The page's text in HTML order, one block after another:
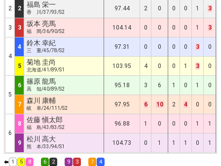
2 2 福島 栄一
香 川/37/93/S2
97.44 2 0 0 0 1 3
3 3 坂本 亮馬
福 岡/36/90/S2
104.14 0 0 0 0 1 3
4
4 鈴木 幸紀
三 重/45/78/S2
97.31 0 0 0 0 3 0
5 菊地 圭尚
北海道/41/89/S1
103.95 4 0 0 1 3 0
5
6 篠原 龍馬
高 知/40/89/S2
95.18 3 6 1 0 1 0
7 森川 康輔
岐 阜/24/111/S2
97.95 6 10 2 4 0 0
6
8 佐藤 愼太郎
福 島/43/83/S2
96.88 1 0 0 0 1 1
9 松川 高大
熊 本/33/94/S1
104.73 0 1 1 1 0 1
1 5 8 6 2 9 3 7 4